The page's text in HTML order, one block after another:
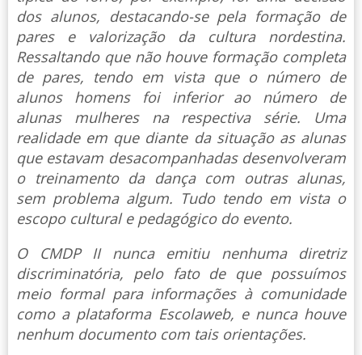
dos alunos, destacando-se pela formação de
pares e valorização da cultura nordestina.
Ressaltando que não houve formação completa
de pares, tendo em vista que o número de
alunos homens foi inferior ao número de
alunas mulheres na respectiva série. Uma
realidade em que diante da situação as alunas
que estavam desacompanhadas desenvolveram
o treinamento da dança com outras alunas,
sem problema algum. Tudo tendo em vista o
escopo cultural e pedagógico do evento.
O CMDP II nunca emitiu nenhuma diretriz
discriminatória, pelo fato de que possuímos
meio formal para informações à comunidade
como a plataforma Escolaweb, e nunca houve
nenhum documento com tais orientações.